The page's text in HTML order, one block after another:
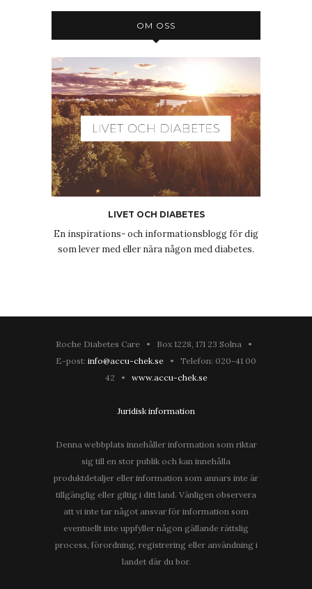
OM OSS
LIVET OCH DIABETES
En inspirations- och informationsblogg för dig
som lever med eller nära någon med diabetes.
Roche Diabetes Care • Box 1228, 171 23 Solna •
E-post: info@accu-chek.se • Telefon: 020-41 00
42 • www.accu-chek.se
Juridisk information
Denna webbplats innehåller information som riktar
sig till en stor publik och kan innehålla
produktdetaljer eller information som annars inte är
tillgänglig eller giltig i ditt land. Vänligen observera
att vi inte tar något ansvar för information som
eventuellt inte uppfyller någon gällande rättslig
process, förordning, registrering eller användning i
landet där du bor.